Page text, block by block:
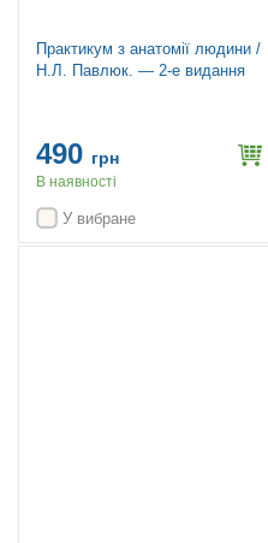
Практикум з анатомії людини /
Н.Л. Павлюк. — 2-е видання
490 грн
В наявності
У вибране